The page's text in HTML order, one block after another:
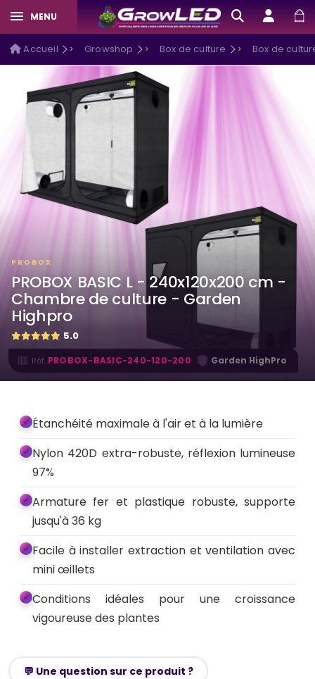
MENU
Accueil Growshop Box de culture Box de
PROBOX
PROBOX BASIC L - 240x120x200 cm -
Chambre de culture - Garden
Highpro
5.0
Réf. PROBOX-BASIC-240-120-200 Garden HighPro
Étanchéité maximale à l'air et à la lumière
Nylon 420D extra-robuste, réflexion lumineuse
97%
Armature fer et plastique robuste, supporte
jusqu'à 36 kg
Facile à installer extraction et ventilation avec
mini œillets
Conditions idéales pour une croissance
vigoureuse des plantes
💬 Une question sur ce produit ?